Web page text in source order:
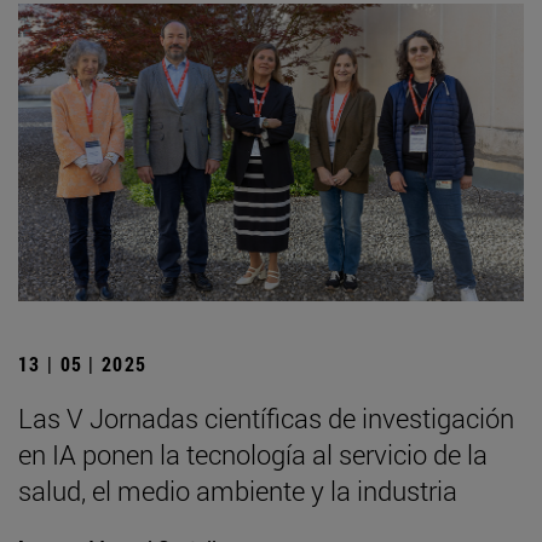
13 | 05 | 2025
Las V Jornadas científicas de investigación
en IA ponen la tecnología al servicio de la
salud, el medio ambiente y la industria